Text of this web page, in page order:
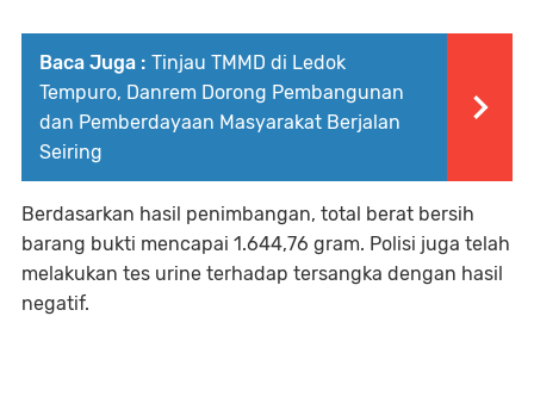
Baca Juga : Tinjau TMMD di Ledok
Tempuro, Danrem Dorong Pembangunan
dan Pemberdayaan Masyarakat Berjalan
Seiring
‎Berdasarkan hasil penimbangan, total berat bersih
barang bukti mencapai 1.644,76 gram. Polisi juga telah
melakukan tes urine terhadap tersangka dengan hasil
negatif.